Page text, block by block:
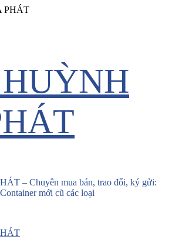
– Chuyên mua bán, trao đổi, ký gửi:
mới cũ các loại